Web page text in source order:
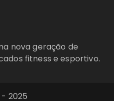
nova geração de
fitness e esportivo.
2025